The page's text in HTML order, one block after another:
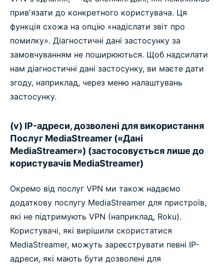
прив'язати до конкретного користувача. Ця
функція схожа на опцію «надіслати звіт про
помилку». Діагностичні дані застосунку за
замовчуванням не поширюються. Щоб надсилати
нам діагностичні дані застосунку, ви маєте дати
згоду, наприклад, через меню налаштувань
застосунку.
(v) IP-адреси, дозволені для використання
Послуг MediaStreamer («Дані
MediaStreamer») (застосовується лише до
користувачів MediaStreamer)
Окремо від послуг VPN ми також надаємо
додаткову послугу MediaStreamer для пристроїв,
які не підтримують VPN (наприклад, Roku).
Користувачі, які вирішили скористатися
MediaStreamer, можуть зареєструвати певні IP-
адреси, які мають бути дозволені для